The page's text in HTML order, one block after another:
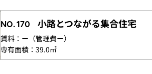
NO. 170 小路とつながる集合住宅
賃料： ー （管理費ー）
専有面積：39.0㎡